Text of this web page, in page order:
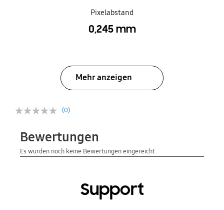
Pixelabstand
0,245 mm
Mehr anzeigen
(0)
Support